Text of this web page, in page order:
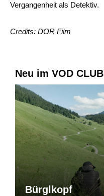
Vergangenheit als Detektiv.
Credits: DOR Film
Neu im VOD CLUB
Bürglkopf